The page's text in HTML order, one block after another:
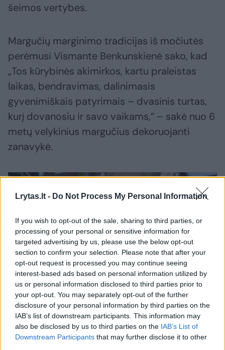
Lrytas.lt - Do Not Process My Personal Information
If you wish to opt-out of the sale, sharing to third parties, or
processing of your personal or sensitive information for
targeted advertising by us, please use the below opt-out
section to confirm your selection. Please note that after your
opt-out request is processed you may continue seeing
interest-based ads based on personal information utilized by
us or personal information disclosed to third parties prior to
your opt-out. You may separately opt-out of the further
disclosure of your personal information by third parties on the
IAB’s list of downstream participants. This information may
also be disclosed by us to third parties on the IAB’s List of
Downstream Participants that may further disclose it to other
šeimos vertybes.
Margučių marginimo tradicijas iš močiutės
perėmusi Vismante Benkunskienė sako, kad
„Tos kūrybinės akimirkos, kartu praleistas
laikas, bendravimas, dalinimasis
gyvenimiškais patyrimais – dvasinis turtas,
kurį dovanosiu ir savo vaikams,“ – sakė nuo 6
metų velykinius margučius dekoruojanti
zanavykė.